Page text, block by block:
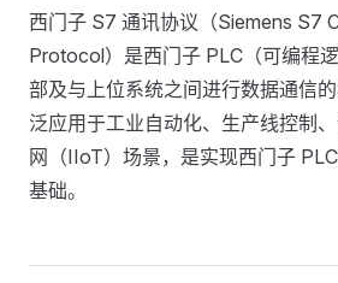
西门子 S7 通讯协议（Siemens S7
Protocol）是西门子 PLC（可编程
部及与上位系统之间进行数据通信
泛应用于工业自动化、生产线控制
网（IIoT）场景，是实现西门子
基础。